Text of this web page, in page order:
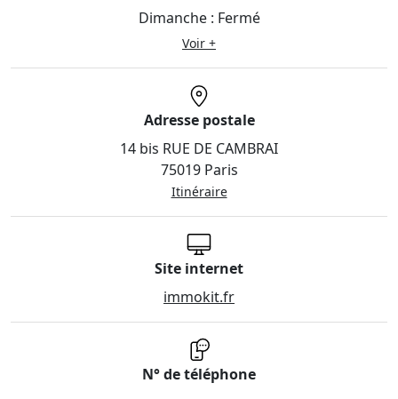
Dimanche : Fermé
Voir +
Adresse postale
14 bis RUE DE CAMBRAI
75019 Paris
Itinéraire
Site internet
immokit.fr
N° de téléphone